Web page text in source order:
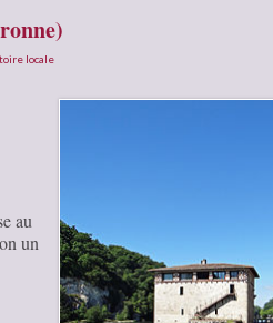
locale
au
un